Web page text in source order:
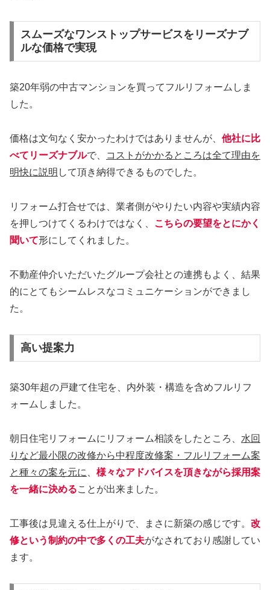
スムーズなワンストップサービスをリーズナブ
ルな価格で実現
築20年弱の中古マンションを買ってフルリフォームしま
した。
価格は文句なく安かったわけではありませんが、 他社に比
べてリーズナブルで、
コストがかかるところは全て理由を
明快に説明 して頂き納得できるものでした。
リフォーム打合せでは、業者側がやりたい内容や実績内容
を押しつけてくるわけではなく、 こちらの要望をとにかく
聞いて形にしてくれました。
不動産仲介いただいたグループ会社との連携もよく、結果
的にとてもシームレスなコミュニケーションができまし
た。
高い提案力
築30年超の戸建て住宅を、内外装・構造を含めフルリフ
ォームしました。
朝日住宅リフォームにリフォーム相談をしたところ、 水回
りなど最小限の改修から中程度改修案・フルリフォーム案
と種々の案を元に
様々なアドバイスを頂きながら採用案
を一緒に決めることが出来ました。
工事後は見違える仕上がりで、まさに新築の感じです。 改
修という制約の中で多くの工夫がなされており感謝してい
ます。